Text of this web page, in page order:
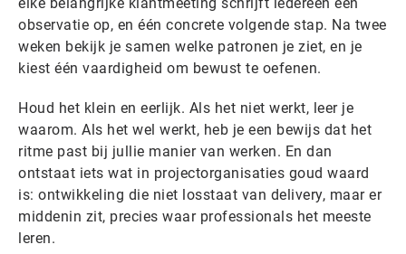
elke belangrijke klantmeeting schrijft iedereen één
observatie op, en één concrete volgende stap. Na twee
weken bekijk je samen welke patronen je ziet, en je
kiest één vaardigheid om bewust te oefenen.
Houd het klein en eerlijk. Als het niet werkt, leer je
waarom. Als het wel werkt, heb je een bewijs dat het
ritme past bij jullie manier van werken. En dan
ontstaat iets wat in projectorganisaties goud waard
is: ontwikkeling die niet losstaat van delivery, maar er
middenin zit, precies waar professionals het meeste
leren.